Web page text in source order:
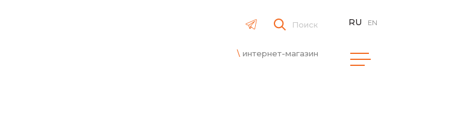
Поиск
интернет-магазин
RU EN